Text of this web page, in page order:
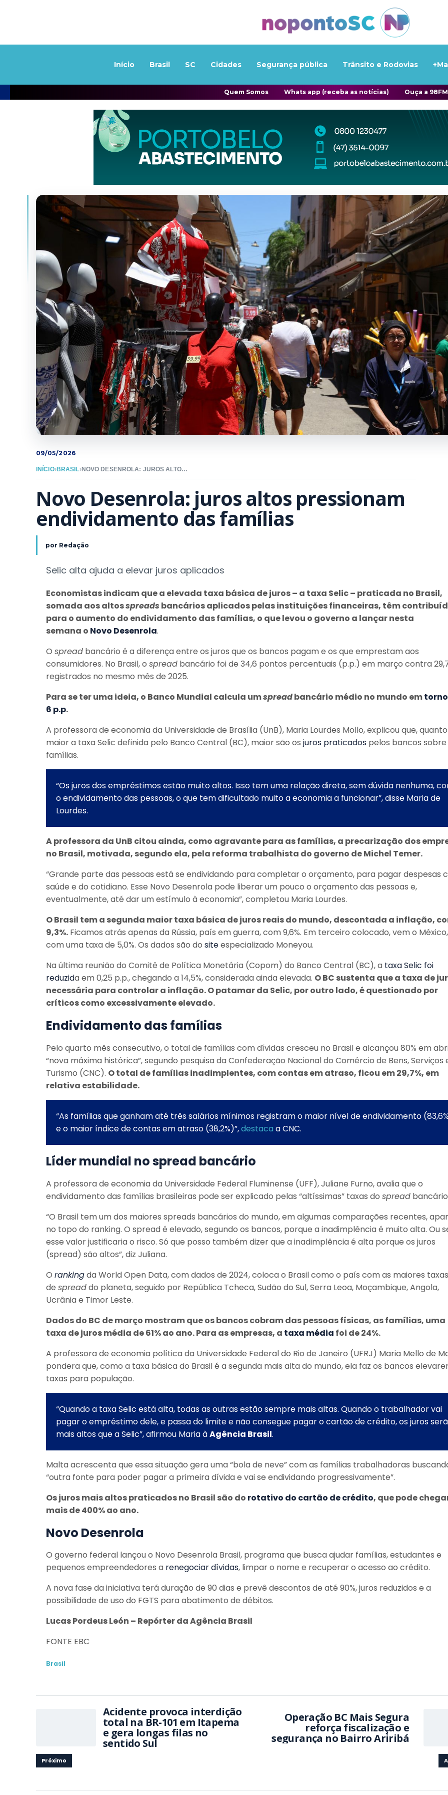
Início Brasil SC Cidades Segurança pública Trânsito e Rodovias
Quem Somos Whats app (receba as notícias) Ouça a 98FM
09/05/2026
INÍCIO›BRASIL› NOVO DESENROLA: JUROS ALTOS PRESSIONAM ENDIVIDAMENTO DAS FAMÍLIAS
Novo Desenrola: juros altos pressionam
endividamento das famílias
por Redação
Selic alta ajuda a elevar juros aplicados
Economistas indicam que a elevada taxa básica de juros – a taxa Selic – praticada no Brasil,
somada aos altosspreads bancários aplicados pelas instituições financeiras, têm
para o aumento do endividamento das famílias, o que levou o governo a lançar nesta
semana o Novo Desenrola.
O spread bancário é a diferença entre os juros que os bancos pagam e os que emprestam aos
consumidores. No Brasil, o spread bancário foi de 34,6 pontos percentuais (p.p.) em março contra
registrados no mesmo mês de 2025.
Para se ter uma ideia, o Banco Mundial calcula umspreadbancário médio no mundo em
6 p.p.
A professora de economia da Universidade de Brasília (UnB), Maria Lourdes Mollo, explicou que, quanto
maior a taxa Selic definida pelo Banco Central (BC), maior são os juros praticados pelos bancos sobre
famílias.
“Os juros dos empréstimos estão muito altos. Isso tem uma relação direta, sem dúvida nenhuma,
o endividamento das pessoas, o que tem dificultado muito a economia a funcionar”, disse Maria de
Lourdes.
A professora da UnB citou ainda, como agravante para as famílias, a precarização dos
no Brasil, motivada, segundo ela, pela reforma trabalhista do governo de Michel Temer.
“Grande parte das pessoas está se endividando para completar o orçamento, para pagar despesas
saúde e do cotidiano. Esse Novo Desenrola pode liberar um pouco o orçamento das pessoas e,
eventualmente, até dar um estímulo à economia”, completou Maria Lourdes.
O Brasil tem a segunda maior taxa básica de juros reais do mundo, descontada a inflação,
9,3%. Ficamos atrás apenas da Rússia, país em guerra, com 9,6%. Em terceiro colocado, vem o México,
com uma taxa de 5,0%. Os dados são do siteespecializado Moneyou.
Na última reunião do Comitê de Política Monetária (Copom) do Banco Central (BC), a taxa Selic foi
reduzida em 0,25 p.p., chegando a 14,5%, considerada ainda elevada. O BC sustenta que a taxa de
necessária para controlar a inflação. O patamar da Selic, por outro lado, é questionado por
críticos como excessivamente elevado.
Endividamento das famílias
Pelo quarto mês consecutivo, o total de famílias com dívidas cresceu no Brasil e alcançou 80% em
“nova máxima histórica”, segundo pesquisa da Confederação Nacional do Comércio de Bens, Serviços
Turismo (CNC). O total de famílias inadimplentes, com contas em atraso, ficou em 29,7%, em
relativa estabilidade.
“As famílias que ganham até três salários mínimos registram o maior nível de endividamento
e o maior índice de contas em atraso (38,2%)”,destaca a CNC.
Líder mundial no spread bancário
A professora de economia da Universidade Federal Fluminense (UFF), Juliane Furno, avalia que o
endividamento das famílias brasileiras pode ser explicado pelas “altíssimas” taxas do spread
“O Brasil tem um dos maiores spreads bancários do mundo, em algumas comparações recentes,
no topo do ranking. O spread é elevado, segundo os bancos, porque a inadimplência é muito alta. Ou
esse valor justificaria o risco. Só que posso também dizer que a inadimplência é alta porque os juros
(spread) são altos”, diz Juliana.
O rankingda World Open Data, com dados de 2024, coloca o Brasil como o país com as maiores taxas
de spreaddo planeta, seguido por República Tcheca, Sudão do Sul, Serra Leoa, Moçambique, Angola,
Ucrânia e Timor Leste.
Dados do BC de março mostram que os bancos cobram das pessoas físicas, as famílias, uma
taxa de juros média de 61% ao ano. Para as empresas, a taxa média foi de 24%.
A professora de economia política da Universidade Federal do Rio de Janeiro (UFRJ) Maria Mello de
pondera que, como a taxa básica do Brasil é a segunda mais alta do mundo, ela faz os bancos
taxas para população.
“Quando a taxa Selic está alta, todas as outras estão sempre mais altas. Quando o trabalhador vai
pagar o empréstimo dele, e passa do limite e não consegue pagar o cartão de crédito, os juros
mais altos que a Selic”, afirmou Maria àAgência Brasil.
Malta acrescenta que essa situação gera uma “bola de neve” com as famílias trabalhadoras
“outra fonte para poder pagar a primeira dívida e vai se endividando progressivamente”.
Os juros mais altos praticados no Brasil são do rotativo do cartão de crédito, que pode
mais de 400% ao ano.
Novo Desenrola
O governo federal lançou o Novo Desenrola Brasil, programa que busca ajudar famílias, estudantes e
pequenos empreendedores a renegociar dívidas, limpar o nome e recuperar o acesso ao crédito.
A nova fase da iniciativa terá duração de 90 dias e prevê descontos de até 90%, juros reduzidos e a
possibilidade de uso do FGTS para abatimento de débitos.
Lucas Pordeus León – Repórter da Agência Brasil
FONTE EBC
Brasil
Acidente provoca interdição
total na BR-101 em Itapema
e gera longas filas no
sentido Sul
Próximo
Operação BC Mais Segura
reforça fiscalização e
segurança no Bairro Ariribá